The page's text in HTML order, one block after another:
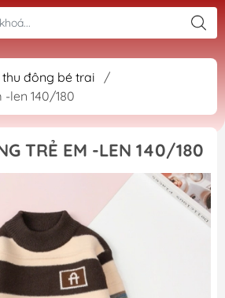
đông bé trai
/
len 140/180
TRẺ EM -LEN 140/180